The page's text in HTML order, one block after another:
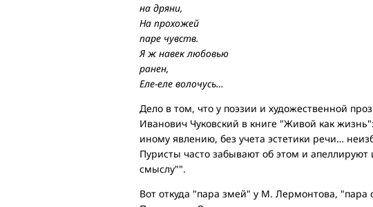
на дряни,
На прохожей
паре чувств.
Я ж навек любовью
ранен,
Еле-еле волочусь…
Дело в том, что у поэзии и художественной
Иванович Чуковский в книге "Живой как
иному явлению, без учета эстетики речи…
Пуристы часто забывают об этом и
смыслу"".
Вот откуда "пара змей" у М. Лермонтова,